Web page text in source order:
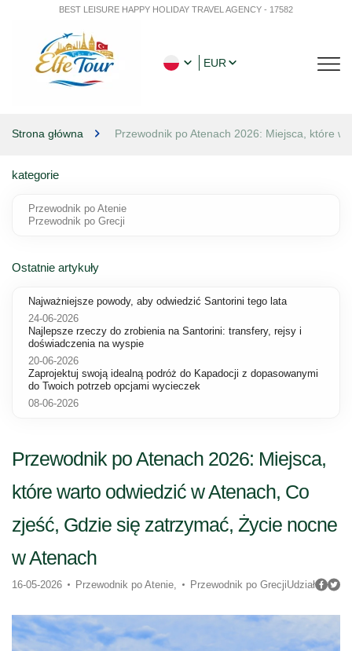
BEST LEISURE HAPPY HOLIDAY TRAVEL AGENCY - 17582
EUR
Strona główna Przewodnik po Atenach 2026: Miejsca, które
Przewodnik po Atenach 2026: Miejsca,
które warto odwiedzić w Atenach, Co
zjeść, Gdzie się zatrzymać, Życie nocne
w Atenach
16-05-2026 Przewodnik po Atenie, Przewodnik po GrecjiUdział
kategorie
Przewodnik po Atenie
Przewodnik po Grecji
Ostatnie artykuły
Najważniejsze powody, aby odwiedzić Santorini tego lata
24-06-2026
Najlepsze rzeczy do zrobienia na Santorini: transfery, rejsy i
doświadczenia na wyspie
20-06-2026
Zaprojektuj swoją idealną podróż do Kapadocji z dopasowanymi
do Twoich potrzeb opcjami wycieczek
08-06-2026